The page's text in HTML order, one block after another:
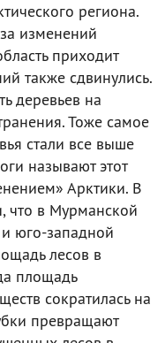
региона.
изменений
приходит
также сдвинулись.
деревьев на
Тоже самое
стали все выше
называют этот
Арктики. В
что в Мурманской
юго-западной
лесов в
площадь
сократилась на
превращают